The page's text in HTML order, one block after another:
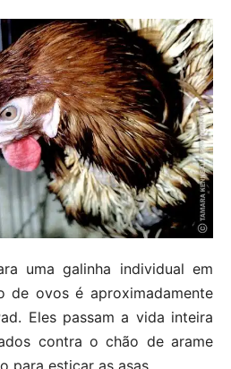
uma galinha individual em
de ovos é aproximadamente
Eles passam a vida inteira
contra o chão de arame
para esticar as asas.